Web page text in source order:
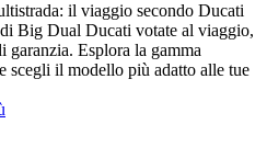
il viaggio secondo Ducati
Big Dual Ducati votate al viaggio,
garanzia. Esplora la gamma
scegli il modello più adatto alle tue